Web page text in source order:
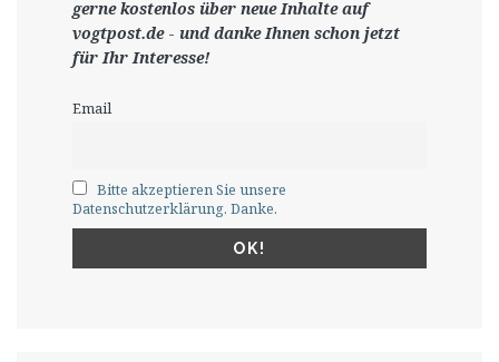
gernekostenlos über neue Inhalte auf
vogtpost.de- und danke Ihnen schon jetzt
für Ihr Interesse!
Email
Bitte akzeptieren Sie unsere
Datenschutzerklärung. Danke.